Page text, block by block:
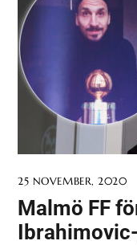
25 NOVEMBER, 2020
Malmö FF